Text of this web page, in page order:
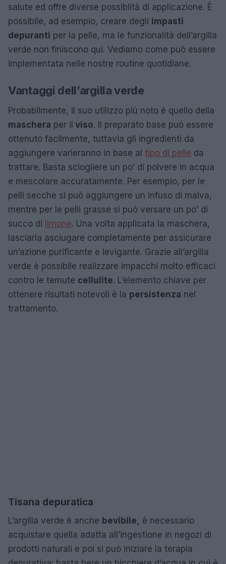
salute ed offre diverse possiblità di applicazione. È
possibile, ad esempio, creare degli impasti
depuranti per la pelle, ma le funzionalità dell’argilla
verde non finiscono qui. Vediamo come può essere
implementata nelle nostre routine quotidiane.
Vantaggi dell’argilla verde
Probabilmente, il suo utilizzo più noto è quello della
maschera per il viso. Il preparato base può essere
ottenuto facilmente, tuttavia gli ingredienti da
aggiungere varieranno in base al tipo di pelle da
trattare. Basta sciogliere un po’ di polvere in acqua
e mescolare accuratamente. Per esempio, per le
pelli secche si può aggiungere un infuso di malva,
mentre per le pelli grasse si può versare un po’ di
succo di limone. Una volta applicata la maschera,
lasciarla asciugare completamente per assicurare
un’azione purificante e levigante. Grazie all’argilla
verde è possibile realizzare impacchi molto efficaci
contro le temute cellulite. L’elemento chiave per
ottenere risultati notevoli è la persistenza nel
trattamento.
Tisana depuratica
L’argilla verde è anche bevibile, è necessario
acquistare quella adatta all’ingestione in negozi di
prodotti naturali e poi si può iniziare la terapia